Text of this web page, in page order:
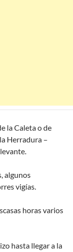
la Caleta o de
Herradura –
algunos
vigías.
horas varios
hasta llegar a la